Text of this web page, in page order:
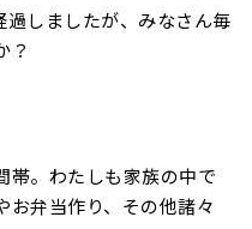
過しましたが、みなさん毎
？
帯。わたしも家族の中で
お弁当作り、その他諸々